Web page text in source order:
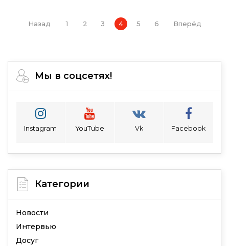
Назад 1 2 3 4 5 6 Вперёд
Мы в соцсетях!
Instagram YouTube Vk Facebook
Категории
Новости
Интервью
Досуг